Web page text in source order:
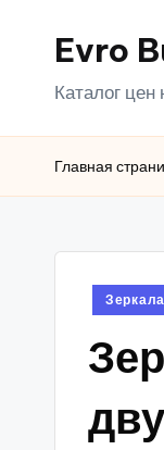
ПерейтиEvro
Каталог
Главная
Зеркала